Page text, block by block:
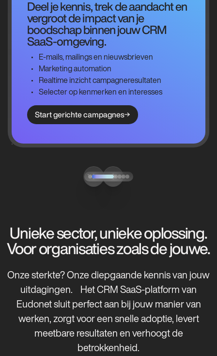
Deel je kennis, trek de aandacht en
vergroot de impact van je
boodschap binnen jouw CRM
SaaS-omgeving.
E-mails, mailings en nieuwsbrieven
Marketing automation
Realtime inzicht campagneresultaten
Selecter op kenmerken en interesses
Start gerichte campagnes
Unieke sector, unieke oplossing.
Voor organisaties zoals de jouwe.
Onze sterkte? Onze diepgaande kennis van jouw
uitdagingen. Het CRM SaaS-platform van
Eudonet sluit perfect aan bij jouw manier van
werken, zorgt voor een snelle adoptie, levert
meetbare resultaten en verhoogt de
betrokkenheid.